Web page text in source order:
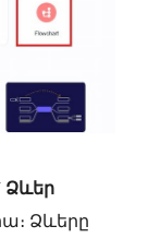
Ձևեր
Ձևերը